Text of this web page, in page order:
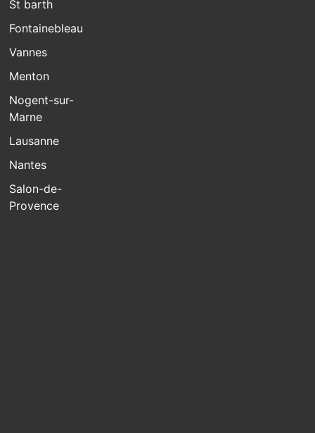
St barth
Fontainebleau
Vannes
Menton
Nogent-sur-
Marne
Lausanne
Nantes
Salon-de-
Provence